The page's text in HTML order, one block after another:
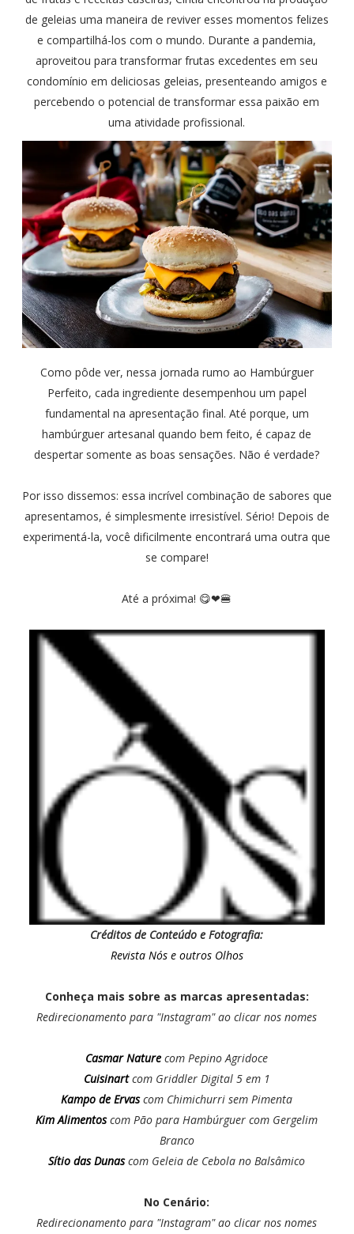
de geleias uma maneira de reviver esses momentos felizes
e compartilhá-los com o mundo. Durante a pandemia,
aproveitou para transformar frutas excedentes em seu
condomínio em deliciosas geleias, presenteando amigos e
percebendo o potencial de transformar essa paixão em
uma atividade profissional.
Como pôde ver, nessa jornada rumo ao Hambúrguer
Perfeito, cada ingrediente desempenhou um papel
fundamental na apresentação final. Até porque, um
hambúrguer artesanal quando bem feito, é capaz de
despertar somente as boas sensações. Não é verdade?
Por isso dissemos: essa incrível combinação de sabores que
apresentamos, é simplesmente irresistível. Sério! Depois de
experimentá-la, você dificilmente encontrará uma outra que
se compare!
Até a próxima! 😋❤🍔
Créditos de Conteúdo e Fotografia:
Revista Nós e outros Olhos
Conheça mais sobre as marcas apresentadas:
Redirecionamento para "Instagram" ao clicar nos nomes
Casmar Nature com Pepino Agridoce
Cuisinartcom Griddler Digital 5 em 1
Kampo de Ervas com Chimichurri sem Pimenta
Kim Alimentoscom Pão para Hambúrguer com Gergelim
Branco
Sítio das Dunascom Geleia de Cebola no Balsâmico
No Cenário:
Redirecionamento para "Instagram" ao clicar nos nomes